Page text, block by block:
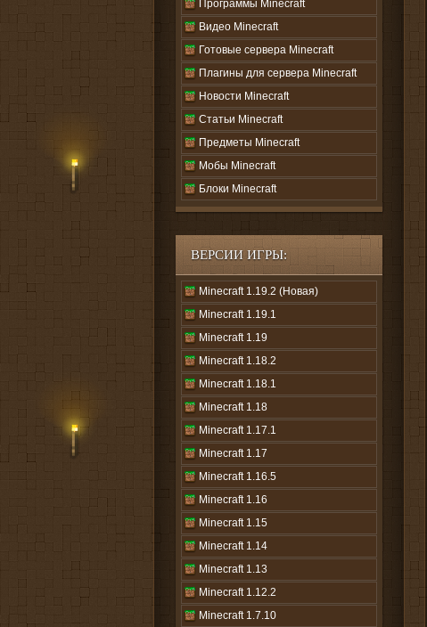
Программы Minecraft
Видео Minecraft
Готовые сервера Minecraft
Плагины для сервера Minecraft
Новости Minecraft
Статьи Minecraft
Предметы Minecraft
Мобы Minecraft
Блоки Minecraft
ВЕРСИИ ИГРЫ:
Minecraft 1.19.2 (Новая)
Minecraft 1.19.1
Minecraft 1.19
Minecraft 1.18.2
Minecraft 1.18.1
Minecraft 1.18
Minecraft 1.17.1
Minecraft 1.17
Minecraft 1.16.5
Minecraft 1.16
Minecraft 1.15
Minecraft 1.14
Minecraft 1.13
Minecraft 1.12.2
Minecraft 1.7.10